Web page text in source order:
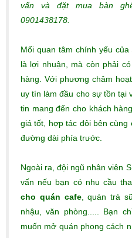
vấn và đặt mua bàn
0901438178.
Mối quan tâm chính yếu
là lợi nhuận, mà còn phải
hàng. Với phương châm
uy tín làm đầu cho sự tồn tại
tin mang đến cho khách
giá tốt, hợp tác đôi bên cùng
đường dài phía trước.
Ngoài ra, đội ngũ nhân viên
vấn nếu bạn có nhu cầu
cho quán cafe, quán trà
nhậu, văn phòng..... Bạn
muốn mở quán phong cách